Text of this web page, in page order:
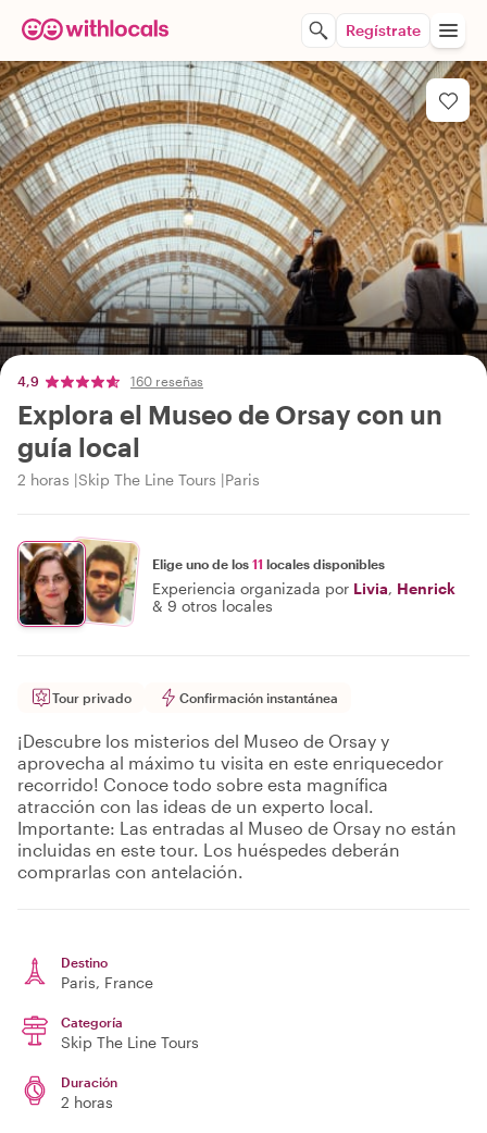
Regístrate
4,9 160 reseñas
Explora el Museo de Orsay con un
guía local
2 horas Skip The Line Tours Paris
Elige uno de los 11 locales disponibles
Experiencia organizada por Livia, Henrick
& 9 otros locales
Tour privado Confirmación instantánea
¡Descubre los misterios del Museo de Orsay y
aprovecha al máximo tu visita en este enriquecedor
recorrido! Conoce todo sobre esta magnífica
atracción con las ideas de un experto local.
Importante: Las entradas al Museo de Orsay no están
incluidas en este tour. Los huéspedes deberán
comprarlas con antelación.
Destino
Paris, France
Categoría
Skip The Line Tours
Duración
2 horas